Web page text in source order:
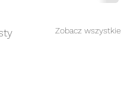
Zobacz wszystkie